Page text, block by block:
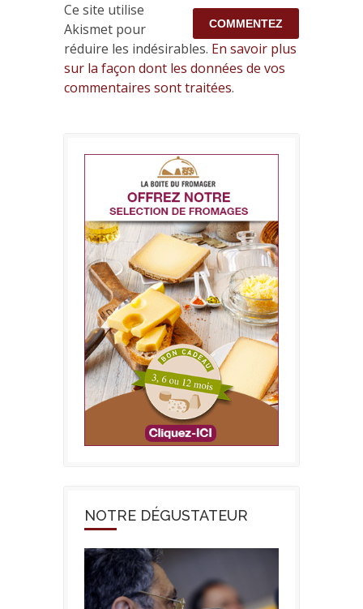
Ce site utilise
Akismet pour
réduire les indésirables. En savoir plus
sur la façon dont les données de vos
commentaires sont traitées.
NOTRE DÉGUSTATEUR